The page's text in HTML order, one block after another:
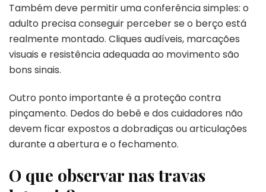
Também deve permitir uma conferência simples: o
adulto precisa conseguir perceber se o berço está
realmente montado. Cliques audíveis, marcações
visuais e resistência adequada ao movimento são
bons sinais.
Outro ponto importante é a proteção contra
pinçamento. Dedos do bebê e dos cuidadores não
devem ficar expostos a dobradiças ou articulações
durante a abertura e o fechamento.
O que observar nas travas